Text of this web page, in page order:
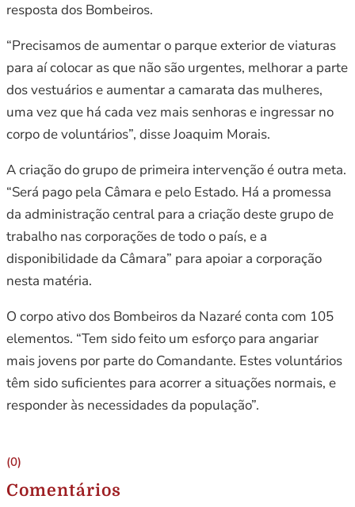
resposta dos Bombeiros.
“Precisamos de aumentar o parque exterior de viaturas
para aí colocar as que não são urgentes, melhorar a parte
dos vestuários e aumentar a camarata das mulheres,
uma vez que há cada vez mais senhoras e ingressar no
corpo de voluntários”, disse Joaquim Morais.
A criação do grupo de primeira intervenção é outra meta.
“Será pago pela Câmara e pelo Estado. Há a promessa
da administração central para a criação deste grupo de
trabalho nas corporações de todo o país, e a
disponibilidade da Câmara” para apoiar a corporação
nesta matéria.
O corpo ativo dos Bombeiros da Nazaré conta com 105
elementos. “Tem sido feito um esforço para angariar
mais jovens por parte do Comandante. Estes voluntários
têm sido suficientes para acorrer a situações normais, e
responder às necessidades da população”.
(0)
Comentários